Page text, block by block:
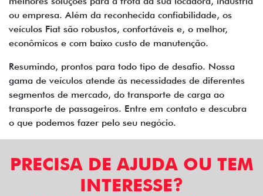
ou empresa. Além da reconhecida confiabilidade, os
veículos Fiat são robustos, confortáveis e, o melhor,
econômicos e com baixo custo de manutenção.
Resumindo, prontos para todo tipo de desafio. Nossa
gama de veículos atende às necessidades de diferentes
segmentos de mercado, do transporte de carga ao
transporte de passageiros. Entre em contato e descubra
o que podemos fazer pelo seu negócio.
PRECISA DE AJUDA OU TEM
INTERESSE?